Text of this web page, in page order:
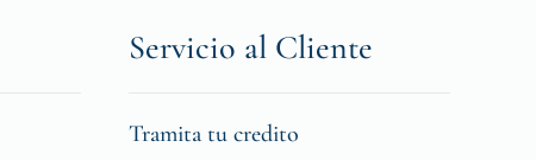
Servicio al Cliente
Tramita tu credito